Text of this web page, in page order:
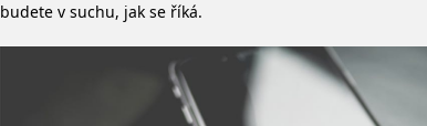
budete v suchu, jak se říká.